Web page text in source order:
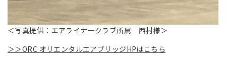
＜写真提供： エアライナークラブ所属 西村様＞
＞＞ORC オリエンタルエアブリッジHPはこちら